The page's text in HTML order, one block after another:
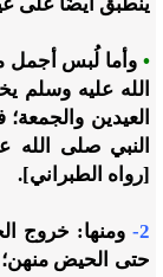
• وأما لُبس أجمل
الله عليه وسلم
العيدين
النبي صلى الله
[رواه الطبراني].
2-
ومنها: خروج
حتى الحيض